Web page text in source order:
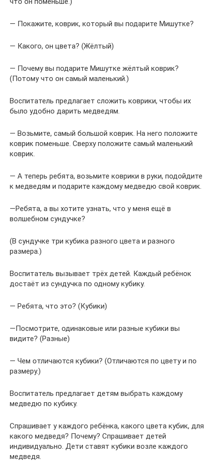
— Покажите, коврик, который вы подарите Мишутке?
— Какого, он цвета? (Жёлтый)
— Почему вы подарите Мишутке жёлтый коврик?
(Потому что он самый маленький.)
Воспитатель предлагает сложить коврики, чтобы их
было удобно дарить медведям.
— Возьмите, самый большой коврик. На него положите
коврик поменьше. Сверху положите самый маленький
коврик.
— А теперь ребята, возьмите коврики в руки, подойдите
к медведям и подарите каждому медведю свой коврик.
—Ребята, а вы хотите узнать, что у меня ещё в
волшебном сундучке?
(В сундучке три кубика разного цвета и разного
размера.)
Воспитатель вызывает трёх детей. Каждый ребёнок
достаёт из сундучка по одному кубику.
— Ребята, что это? (Кубики)
—Посмотрите, одинаковые или разные кубики вы
видите? (Разные)
— Чем отличаются кубики? (Отличаются по цвету и по
размеру.)
Воспитатель предлагает детям выбрать каждому
медведю по кубику.
Спрашивает у каждого ребёнка, какого цвета кубик, для
какого медведя? Почему? Спрашивает детей
индивидуально. Дети ставят кубики возле каждого
медведя.